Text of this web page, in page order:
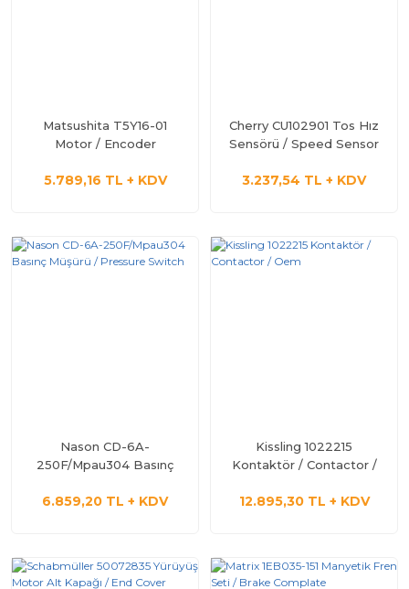
Matsushita T5Y16-01
Motor / Encoder
5.789,16 TL + KDV
Cherry CU102901 Tos Hız
Sensörü / Speed Sensor
3.237,54 TL + KDV
Nason CD-6A-
250F/Mpau304 Basınç
6.859,20 TL + KDV
Kissling 1022215
Kontaktör / Contactor /
12.895,30 TL + KDV